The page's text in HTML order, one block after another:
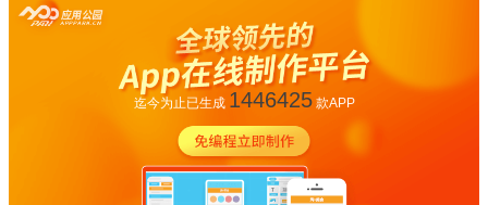
迄今为止已生成 1446425款APP